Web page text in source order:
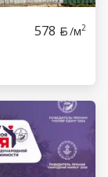
578 /м2